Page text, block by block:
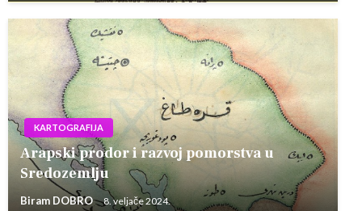
KARTOGRAFIJA
Arapski prodor i razvoj pomorstva u
Sredozemlju
Biram DOBRO 8. veljače 2024.